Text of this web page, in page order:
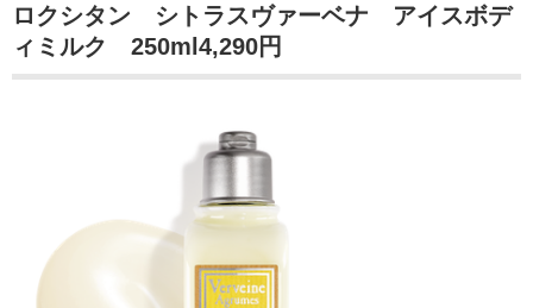
ロクシタン シトラスヴァーベナ アイスボデ
ィミルク 250ml4,290円